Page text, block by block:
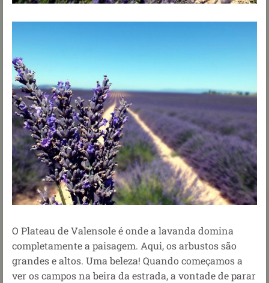
O Plateau de Valensole é onde a lavanda domina
completamente a paisagem. Aqui, os arbustos são
grandes e altos. Uma beleza! Quando começamos a
ver os campos na beira da estrada, a vontade de parar